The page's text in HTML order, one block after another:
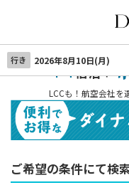
行き 2026年8月10日(月)
宿泊＋
LCCも！航空会社を
ご希望の条件にて検